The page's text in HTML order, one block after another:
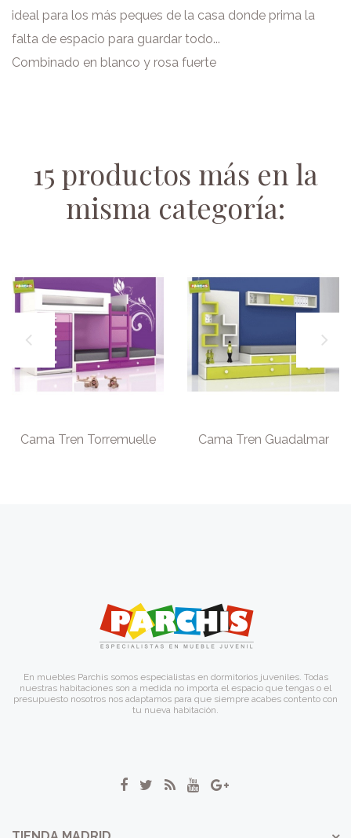
ideal para los más peques de la casa donde prima la
falta de espacio para guardar todo...
Combinado en blanco y rosa fuerte
15 productos más en la
misma categoría:
Cama Tren Torremuelle Cama Tren Guadalmar
En muebles Parchis somos especialistas en dormitorios juveniles. Todas
nuestras habitaciones son a medida no importa el espacio que tengas o el
presupuesto nosotros nos adaptamos para que siempre acabes contento con
tu nueva habitación.